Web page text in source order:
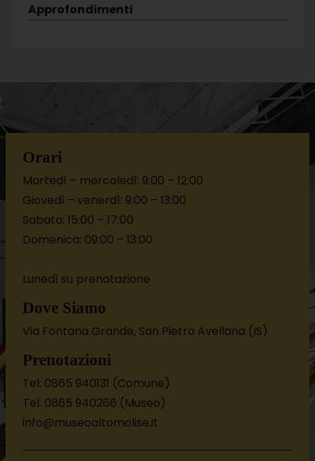
Approfondimenti
Orari
Martedì – mercoledì: 9:00 – 12:00
Giovedì – venerdì: 9:00 – 13:00
Sabato: 15:00 – 17:00
Domenica: 09:00 – 13:00
Lunedì su prenotazione
Dove Siamo
Via Fontana Grande, San Pietro Avellana (IS)
Prenotazioni
Tel: 0865 940131 (Comune)
Tel. 0865 940266 (Museo)
info@museoaltomolise.it